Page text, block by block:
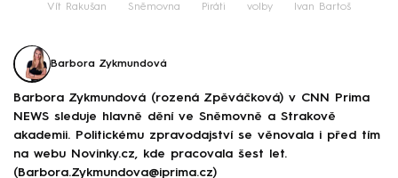
Vít Rakušan Sněmovna Piráti volby Ivan Bartoš
Barbora Zykmundová
Barbora Zykmundová (rozená Zpěváčková) v CNN Prima
NEWS sleduje hlavně dění ve Sněmovně a Strakově
akademii. Politickému zpravodajství se věnovala i před tím
na webu Novinky.cz, kde pracovala šest let.
(Barbora.Zykmundova@iprima.cz)